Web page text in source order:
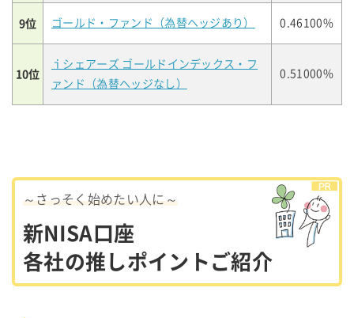
9位 ゴールド・ファンド（為替ヘッジあり） 0.46100%
10位
ｉシェアーズ ゴールドインデックス・フ
ァンド（為替ヘッジなし）
0.51000%
～さっそく始めたい人に～
新NISA口座
各社の推しポイントご紹介